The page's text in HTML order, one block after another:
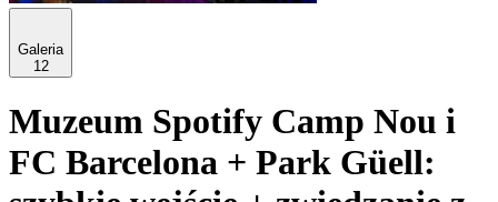
Galeria
12
Muzeum Spotify Camp Nou i
FC Barcelona + Park Güell: